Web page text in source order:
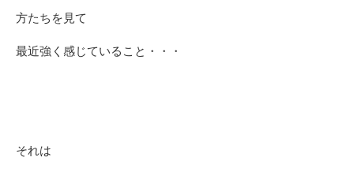
方たちを見て
最近強く感じていること・・・
それは